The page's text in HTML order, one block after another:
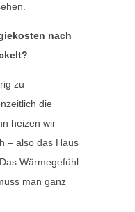
nach
zu
die
heizen wir
– also das Haus
Wärmegefühl
man ganz